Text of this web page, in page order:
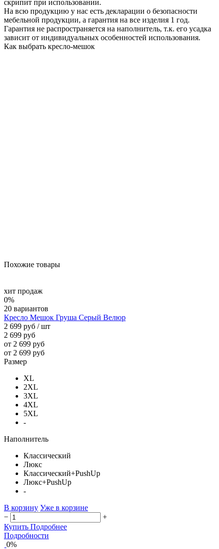
скрипит при использовании.
На всю продукцию у нас есть декларации о безопасности
мебельной продукции, а гарантия на все изделия 1 год.
Гарантия не распространяется на наполнитель, т.к. его усадка
зависит от индивидуальных особенностей использования.
Как выбрать кресло-мешок
Похожие товары
хит продаж
0%
20 вариантов
Кресло Мешок Груша Серый Велюр
2 699 руб / шт
2 699 руб
от 2 699 руб
от 2 699 руб
Размер
XL
2XL
3XL
4XL
5XL
-
Наполнитель
Классический
Люкс
Классический+PushUp
Люкс+PushUp
-
В корзину Уже в корзине
−
+
Купить Подробнее
Подробности
0%